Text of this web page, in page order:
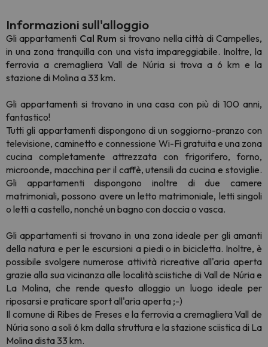
Informazioni sull'alloggio
Gli appartamenti Cal Rum si trovano nella città di Campelles,
in una zona tranquilla con una vista impareggiabile. Inoltre, la
ferrovia a cremagliera Vall de Núria si trova a 6 km e la
stazione di Molina a 33 km.
Gli appartamenti si trovano in una casa con più di 100 anni,
fantastico!
Tutti gli appartamenti dispongono di un soggiorno-pranzo con
televisione, caminetto e connessione Wi-Fi gratuita e una zona
cucina completamente attrezzata con frigorifero, forno,
microonde, macchina per il caffè, utensili da cucina e stoviglie.
Gli appartamenti dispongono inoltre di due camere
matrimoniali, possono avere un letto matrimoniale, letti singoli
o letti a castello, nonché un bagno con doccia o vasca.
Gli appartamenti si trovano in una zona ideale per gli amanti
della natura e per le escursioni a piedi o in bicicletta. Inoltre, è
possibile svolgere numerose attività ricreative all'aria aperta
grazie alla sua vicinanza alle località sciistiche di Vall de Núria e
La Molina, che rende questo alloggio un luogo ideale per
riposarsi e praticare sport all'aria aperta ;-)
Il comune di Ribes de Freses e la ferrovia a cremagliera Vall de
Núria sono a soli 6 km dalla struttura e la stazione sciistica di La
Molina dista 33 km.